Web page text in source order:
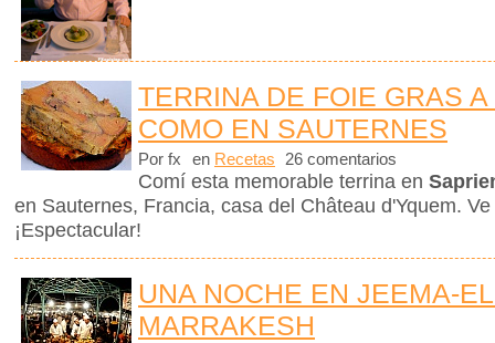
TERRINA DE FOIE GRAS
COMO EN SAUTERNES
Por fx en Recetas 26 comentarios
Comí esta memorable terrina en
en Sauternes, Francia, casa del Château d'Yquem.
¡Espectacular!
UNA NOCHE EN JEEMA-
MARRAKESH